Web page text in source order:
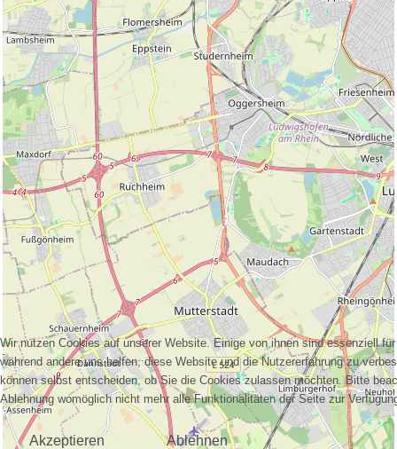
Wir nutzen Cookies auf unserer Website. Einige von ihnen sind essenziell
während andere uns helfen, diese Website und die Nutzererfahrung zu
können selbst entscheiden, ob Sie die Cookies zulassen möchten. Bitte
Ablehnung womöglich nicht mehr alle Funktionalitäten der Seite zur
Akzeptieren Ablehnen